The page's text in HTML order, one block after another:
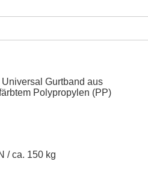
Gurtband aus
Polypropylen (PP)
/ ca. 150 kg